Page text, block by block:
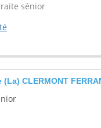
sénior
CLERMONT